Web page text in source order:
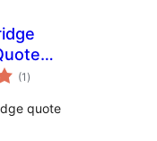
(1 कुल
दर)
quote